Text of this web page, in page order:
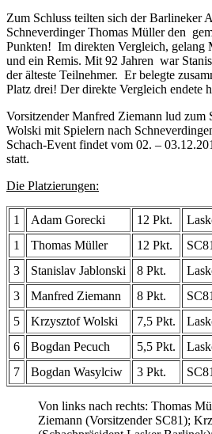
Zum Schluss teilten sich der Barlineker
Schneverdinger Thomas Müller den
Punkten! Im direkten Vergleich, gelang
und ein Remis. Mit 92 Jahren war
der älteste Teilnehmer. Er belegte
Platz drei! Der direkte Vergleich endete
Vorsitzender Manfred Ziemann lud zum
Wolski mit Spielern nach
Schach-Event findet vom 02. –
statt.
Die Platzierungen:
1 Adam Gorecki 12 Pkt.
1
Thomas Müller 12 Pkt.
SC81
3
Stanislav Jablonski 8 Pkt.
3
Manfred Ziemann 8 Pkt.
SC81
5
Krzysztof Wolski 7,5 Pkt.
6
Bogdan Pecuch 5,5 Pkt.
7
Bogdan Wasylciw 3 Pkt. SC81
Von links nach rechts: Thomas
Ziemann (Vorsitzender SC81);